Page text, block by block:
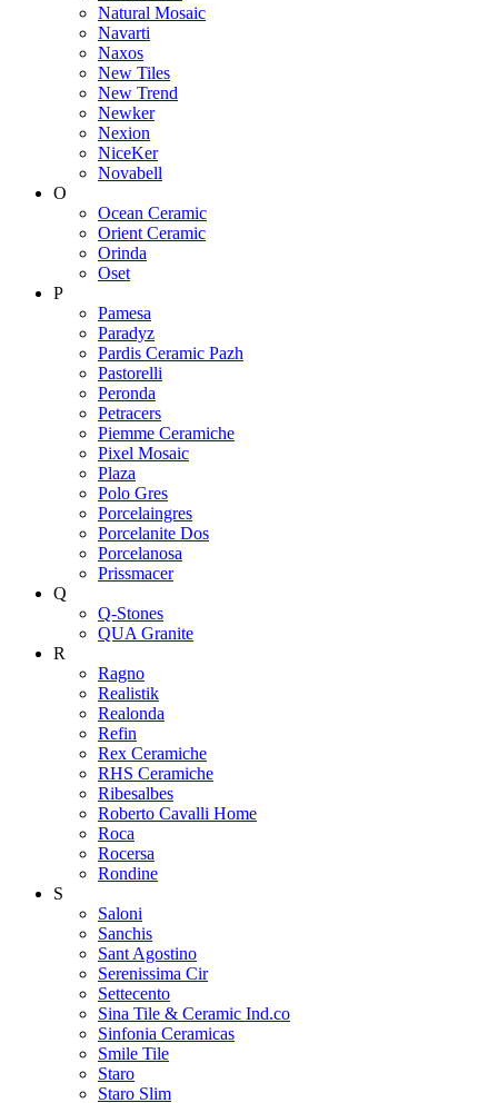
Natural Mosaic
Navarti
Naxos
New Tiles
New Trend
Newker
Nexion
NiceKer
Novabell
O
Ocean Ceramic
Orient Ceramic
Orinda
Oset
P
Pamesa
Paradyz
Pardis Ceramic Pazh
Pastorelli
Peronda
Petracers
Piemme Ceramiche
Pixel Mosaic
Plaza
Polo Gres
Porcelaingres
Porcelanite Dos
Porcelanosa
Prissmacer
Q
Q-Stones
QUA Granite
R
Ragno
Realistik
Realonda
Refin
Rex Ceramiche
RHS Ceramiche
Ribesalbes
Roberto Cavalli Home
Roca
Rocersa
Rondine
S
Saloni
Sanchis
Sant Agostino
Serenissima Cir
Settecento
Sina Tile & Ceramic Ind.co
Sinfonia Ceramicas
Smile Tile
Staro
Staro Slim